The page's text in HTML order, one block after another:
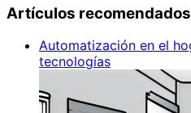
Artículos recomendados
Automatización en el
tecnologías